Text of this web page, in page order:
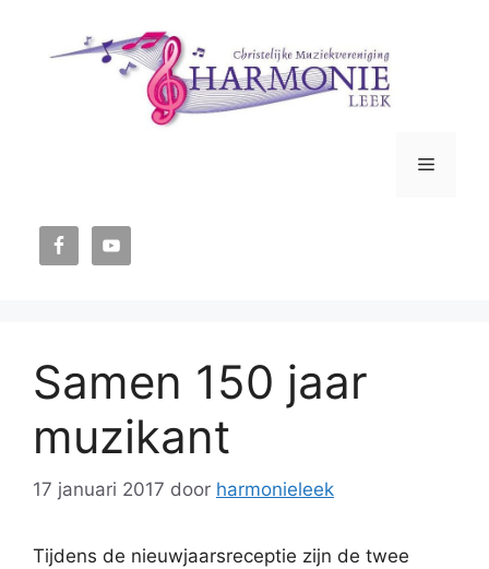
Menu
Samen 150 jaar
muzikant
17 januari 2017 door harmonieleek
Tijdens de nieuwjaarsreceptie zijn de twee